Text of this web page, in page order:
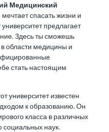
Медицинский
мечтает спасать жизни и
предлагает
Здесь ты сможешь
в области медицины и
стать настоящим
университет известен
к образованию. Он
класса в различных
социальных наук.